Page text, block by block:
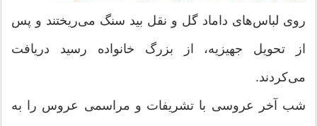
روى لباس‌هاى داماد گل و نقل بید سنگ مى‌ریختند و پس
از تحویل جهیزیه، از بزرگ خانواده رسید دریافت
مى‌کردند.
شب آخر عروسى با تشریفات و مراسمى عروس را به